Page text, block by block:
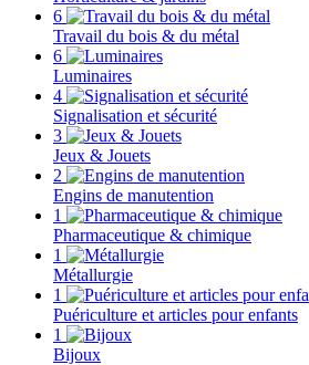
6
Travail du bois & du métal
6
Luminaires
4
Signalisation et sécurité
3
Jeux & Jouets
2
Engins de manutention
1
Pharmaceutique & chimique
1
Métallurgie
1
Puériculture et articles pour enfants
1
Bijoux